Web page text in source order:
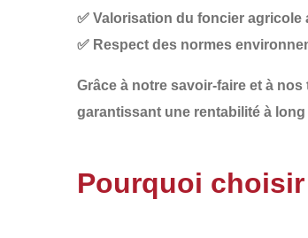
✅ Valorisation du foncier agricole
✅ Respect des normes
Grâce à notre savoir-faire et à
garantissant une rentabilité à
Pourquoi choisir